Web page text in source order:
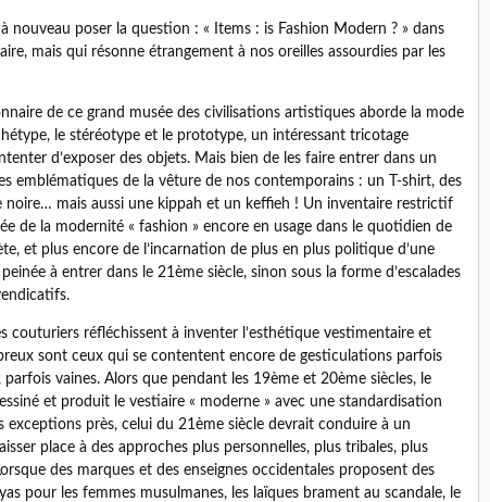
nouveau poser la question : « Items : is Fashion Modern ? » dans
mais qui résonne étrangement à nos oreilles assourdies par les
de ce grand musée des civilisations artistiques aborde la mode
le stéréotype et le prototype, un intéressant tricotage
d’exposer des objets. Mais bien de les faire entrer dans un
emblématiques de la vêture de nos contemporains : un T-shirt, des
noire… mais aussi une kippah et un keffieh ! Un inventaire restrictif
de la modernité « fashion » encore en usage dans le quotidien de
et plus encore de l’incarnation de plus en plus politique d’une
à entrer dans le 21ème siècle, sinon sous la forme d’escalades
couturiers réfléchissent à inventer l’esthétique vestimentaire et
sont ceux qui se contentent encore de gesticulations parfois
parfois vaines. Alors que pendant les 19ème et 20ème siècles, le
et produit le vestiaire « moderne » avec une standardisation
exceptions près, celui du 21ème siècle devrait conduire à un
place à des approches plus personnelles, plus tribales, plus
des marques et des enseignes occidentales proposent des
pour les femmes musulmanes, les laïques brament au scandale, le